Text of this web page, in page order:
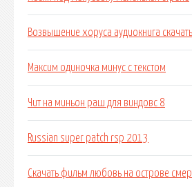
Возвышение хоруса аудиокнига скачать
Максим одиночка минус с текстом
Чит на миньон раш для виндовс 8
Russian super patch rsp 2013
Скачать фильм любовь на острове